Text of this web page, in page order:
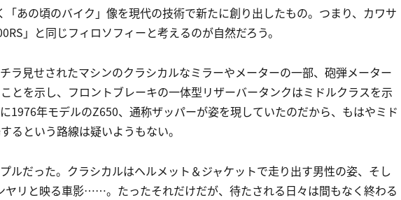
あの頃のバイク」像を現代の技術で新たに創り出したもの。つまり、カワサ
」と同じフィロソフィーと考えるのが自然だろう。
ラ見せされたマシンのクラシカルなミラーやメーターの一部、砲弾メーター
とを示し、フロントブレーキの一体型リザーバータンクはミドルクラスを示
1976年モデルのZ650、通称ザッパーが姿を現していたのだから、もはやミド
るという路線は疑いようもない。
ルだった。クラシカルはヘルメット＆ジャケットで走り出す男性の姿、そし
ヤリと映る車影……。たったそれだけだが、待たされる日々は間もなく終わる